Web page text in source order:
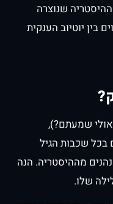
כדי להגדיל פי 100 את ההיסטריה שנוצרה
בין יוטיוב הענקית
שמעתם?),
שכבות הגיל
מההיסטריה. הנה
שלו.